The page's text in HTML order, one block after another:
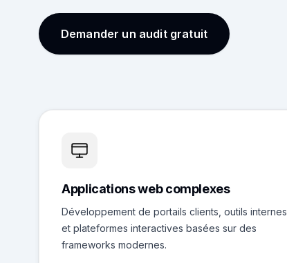
Demander un audit gratuit
Applications web complexes
Développement de portails clients, outils internes
et plateformes interactives basées sur des
frameworks modernes.